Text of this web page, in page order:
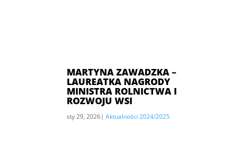
MARTYNA ZAWADZKA –
LAUREATKA NAGRODY
MINISTRA ROLNICTWA I
ROZWOJU WSI
sty 29, 2026| Aktualności 2024/2025